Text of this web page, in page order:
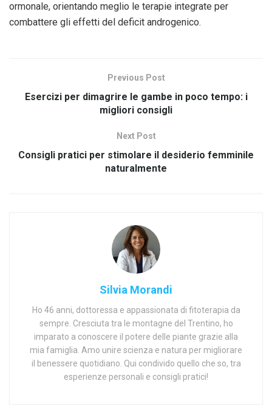
ormonale, orientando meglio le terapie integrate per
combattere gli effetti del deficit androgenico.
Previous Post
Esercizi per dimagrire le gambe in poco tempo: i
migliori consigli
Next Post
Consigli pratici per stimolare il desiderio femminile
naturalmente
Silvia Morandi
Ho 46 anni, dottoressa e appassionata di fitoterapia da
sempre. Cresciuta tra le montagne del Trentino, ho
imparato a conoscere il potere delle piante grazie alla
mia famiglia. Amo unire scienza e natura per migliorare
il benessere quotidiano. Qui condivido quello che so, tra
esperienze personali e consigli pratici!